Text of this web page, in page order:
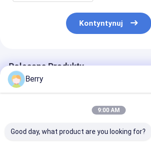
Kontyntynuj
Polecane Produkty
Berry
9:00 AM
Good day, what product are you looking for?